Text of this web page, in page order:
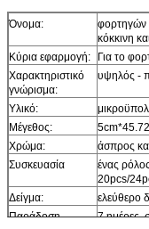
Όνομα:
φορτηγών
κόκκινη
Κύρια εφαρμογή:
Για το
Χαρακτηριστικό
γνώρισμα:
υψηλός -
Υλικό:
Μέγεθος:
Χρώμα:
άσπρος
Συσκευασία
ένας
20pcs/
Δείγμα:
ελεύθερο
Παράδοση
7 ημέρες,